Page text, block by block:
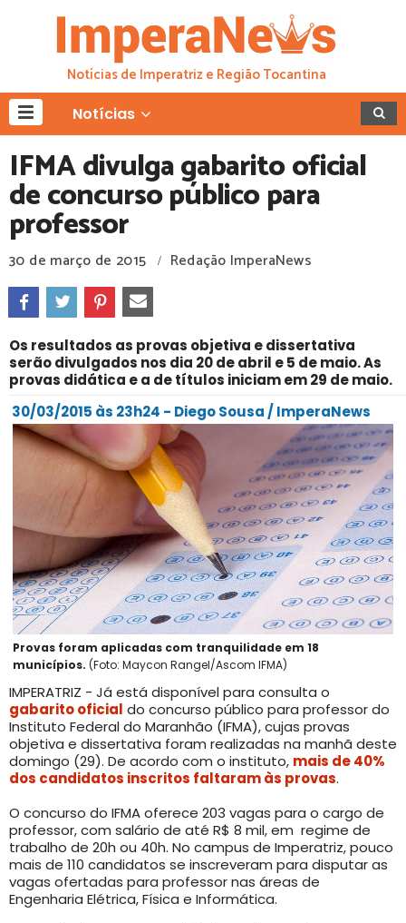
Notícias de Imperatriz e Região Tocantina
Notícias
IFMA divulga gabarito oficial
de concurso público para
professor
30 de março de 2015 / Redação ImperaNews
Os resultados as provas objetiva e dissertativa
serão divulgados nos dia 20 de abril e 5 de maio. As
provas didática e a de títulos iniciam em 29 de maio.
30/03/2015 às 23h24 - Diego Sousa / ImperaNews
Provas foram aplicadas com tranquilidade em 18
municípios. (Foto: Maycon Rangel/Ascom IFMA)
IMPERATRIZ - Já está disponível para consulta o
gabarito oficial do concurso público para professor do
Instituto Federal do Maranhão (IFMA), cujas provas
objetiva e dissertativa foram realizadas na manhã deste
domingo (29). De acordo com o instituto, mais de 40%
dos candidatos inscritos faltaram às provas.
O concurso do IFMA oferece 203 vagas para o cargo de
professor, com salário de até R$ 8 mil, em regime de
trabalho de 20h ou 40h. No campus de Imperatriz, pouco
mais de 110 candidatos se inscreveram para disputar as
vagas ofertadas para professor nas áreas de
Engenharia Elétrica, Física e Informática.